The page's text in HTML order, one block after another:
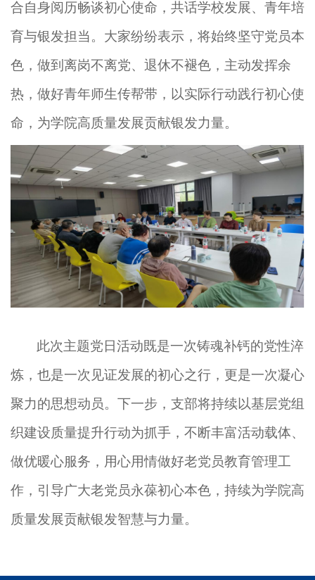
合自身阅历畅谈初心使命， 共话学校发展、青年培
育与银发担当。 大家纷纷表示，将始终坚守党员本
色，做到离岗不离党、退休不褪色， 主动发挥余
热 ， 做好青年师生传帮带 ，以实际行动践行初心使
命，为学院高质量发展贡献银发力量。
此次主题党日活动既是一次铸魂补钙的党性淬
炼，也是一次见证发展的初心之行，更是一次凝心
聚力的思想动员。下一步， 支部将持续以基层党组
织建设质量提升行动为抓手，不断丰富活动载体、
做优暖心服务 ，用心用情做好老党员教育管理工
作，引导广大老党员永葆初心本色，持续为学院高
质量发展贡献银发智慧与力量。